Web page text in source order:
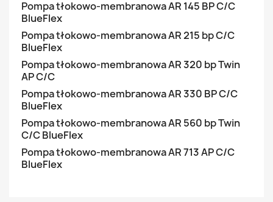
Pompa tłokowo-membranowa AR 145 BP C/C
BlueFlex
Pompa tłokowo-membranowa AR 215 bp C/C
BlueFlex
Pompa tłokowo-membranowa AR 320 bp Twin
AP C/C
Pompa tłokowo-membranowa AR 330 BP C/C
BlueFlex
Pompa tłokowo-membranowa AR 560 bp Twin
C/C BlueFlex
Pompa tłokowo-membranowa AR 713 AP C/C
BlueFlex